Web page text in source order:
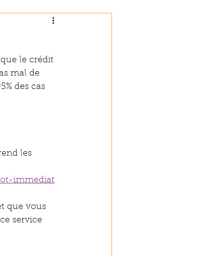
que le crédit
mal de
des cas
les
immediat
que vous
service